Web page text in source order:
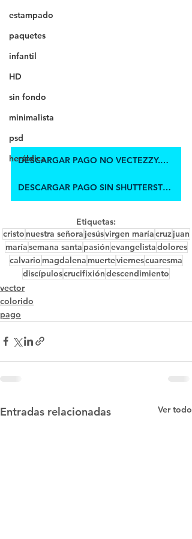
estampado
paquetes
infantil
HD
sin fondo
minimalista
psd
heráldica
DESCARGAR PAGO NO VECTEZZY.COM
DESCARGAR PAGO SIN SHUTTERSTOCK
Etiquetas:
cristo nuestra señora jesúsvirgen maríacruzjuan
maríasemana santa pasiónevangelistadolores
calvario magdalena muerteviernescuaresma
discípuloscrucifixióndescendimiento
vector
colorido
pago
Entradas relacionadas Ver todo